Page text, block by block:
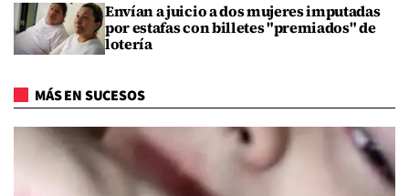
Envían a juicio a dos mujeres imputadas
por estafas con billetes "premiados" de
lotería
MÁS EN SUCESOS